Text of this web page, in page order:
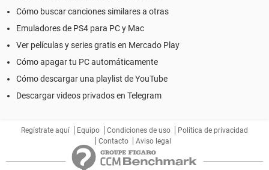
Cómo buscar canciones similares a otras
Emuladores de PS4 para PC y Mac
Ver películas y series gratis en Mercado Play
Cómo apagar tu PC automáticamente
Cómo descargar una playlist de YouTube
Descargar videos privados en Telegram
Regístrate aquí Equipo Condiciones de uso
Política de privacidad
Contacto
Aviso legal